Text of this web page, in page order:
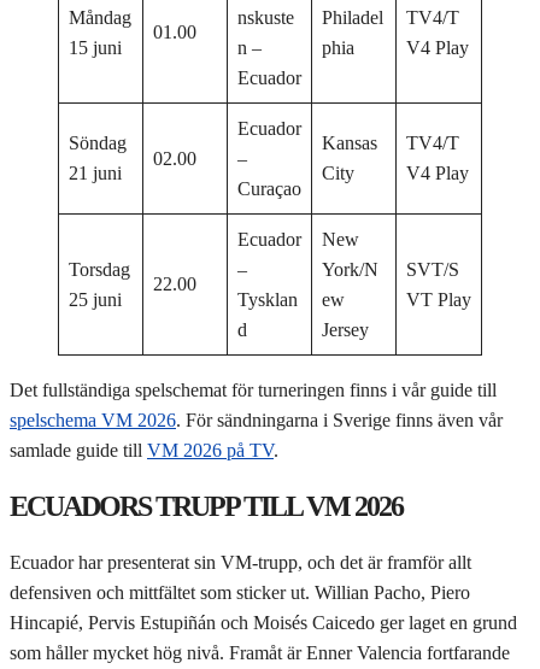
Måndag
15 juni
01.00
nskuste
n –
Ecuador
Philadel
phia
TV4/T
V4 Play
Söndag
21 juni
02.00
Ecuador
–
Curaçao
Kansas
City
TV4/T
V4 Play
Torsdag
25 juni
22.00
Ecuador
–
Tysklan
d
New
York/N
ew
Jersey
SVT/S
VT Play
Det fullständiga spelschemat för turneringen finns i vår guide till
spelschema VM 2026. För sändningarna i Sverige finns även vår
samlade guide till VM 2026 på TV.
ECUADORS TRUPP TILL VM 2026
Ecuador har presenterat sin VM-trupp, och det är framför allt
defensiven och mittfältet som sticker ut. Willian Pacho, Piero
Hincapié, Pervis Estupiñán och Moisés Caicedo ger laget en grund
som håller mycket hög nivå. Framåt är Enner Valencia fortfarande